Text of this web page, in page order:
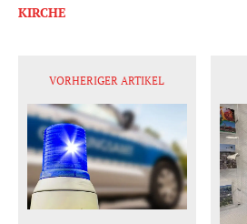
KIRCHE
VORHERIGER ARTIKEL